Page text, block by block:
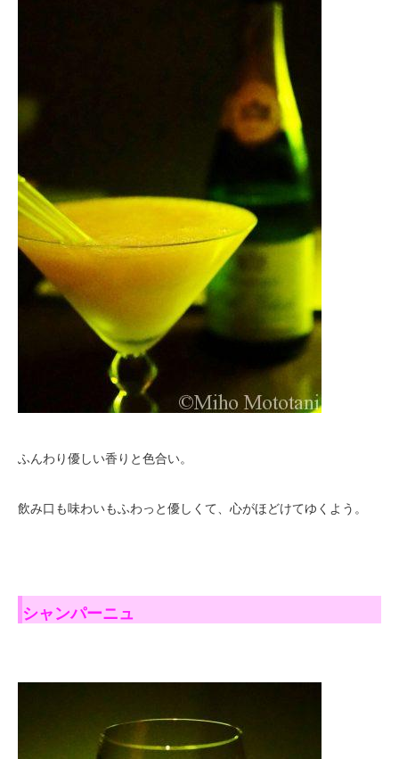
ふんわり優しい香りと色合い。
飲み口も味わいもふわっと優しくて、心がほどけてゆくよう。
シャンパーニュ